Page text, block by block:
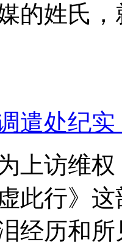
的姓氏
处纪实
上访维
此行》
经历和